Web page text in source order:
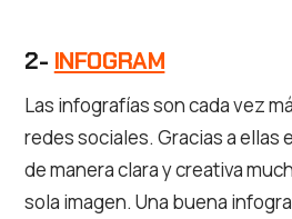
2- INFOGRAM
Las infografías son cada vez
redes sociales. Gracias a ellas
de manera clara y creativa
sola imagen. Una buena